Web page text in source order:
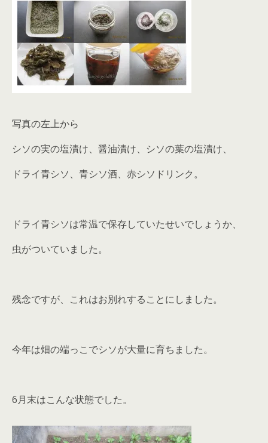
写真の左上から
シソの実の塩漬け、醤油漬け、シソの葉の塩漬け、
ドライ青シソ、青シソ酒、赤シソドリンク。
ドライ青シソは常温で保存していたせいでしょうか、
虫がついていました。
残念ですが、これはお別れすることにしました。
今年は畑の端っこでシソが大量に育ちました。
6月末はこんな状態でした。